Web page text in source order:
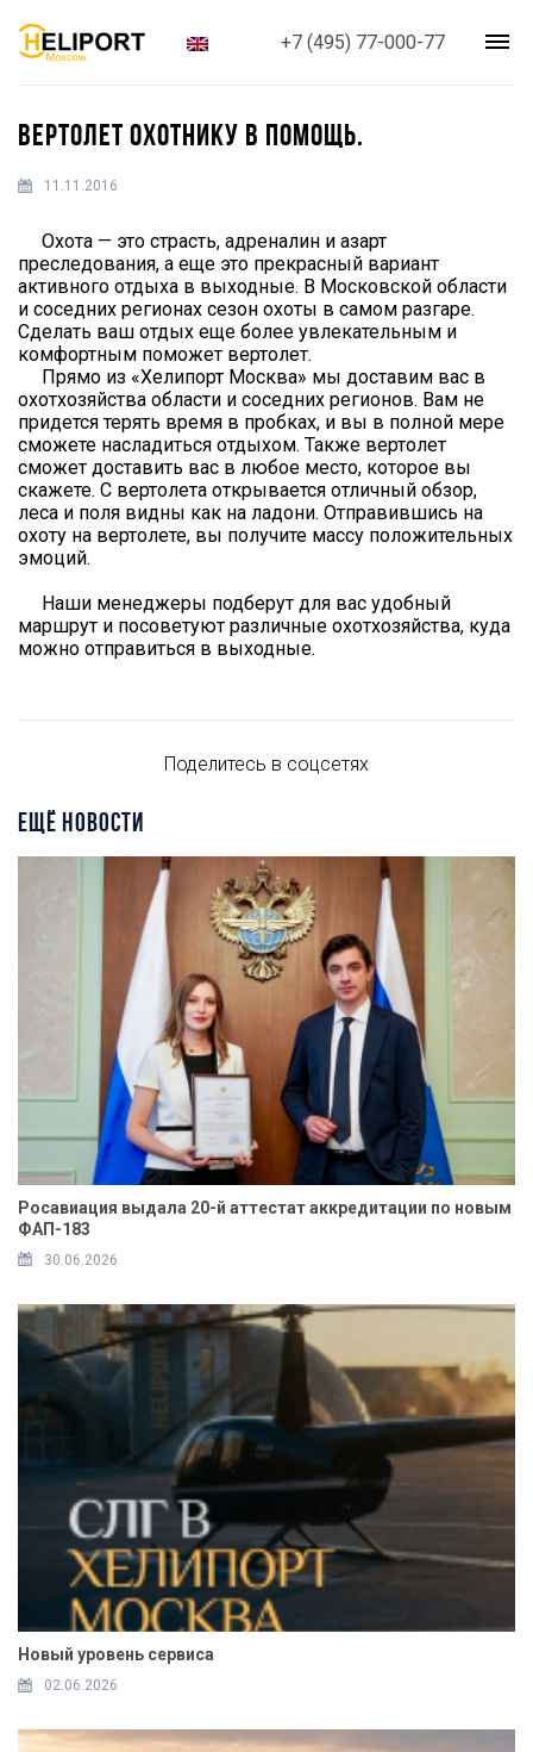
+7 (495) 77-000-77
ВЕРТОЛЕТ ОХОТНИКУ В ПОМОЩЬ.
11.11.2016
Охота — это страсть, адреналин и азарт
преследования, а еще это прекрасный вариант
активного отдыха в выходные. В Московской области
и соседних регионах сезон охоты в самом разгаре.
Сделать ваш отдых еще более увлекательным и
комфортным поможет вертолет.
Прямо из «Хелипорт Москва» мы доставим вас в
охотхозяйства области и соседних регионов. Вам не
придется терять время в пробках, и вы в полной мере
сможете насладиться отдыхом. Также вертолет
сможет доставить вас в любое место, которое вы
скажете. С вертолета открывается отличный обзор,
леса и поля видны как на ладони. Отправившись на
охоту на вертолете, вы получите массу положительных
эмоций.
Наши менеджеры подберут для вас удобный
маршрут и посоветуют различные охотхозяйства, куда
можно отправиться в выходные.
Поделитесь в соцсетях
ЕЩЁ НОВОСТИ
Росавиация выдала 20-й аттестат аккредитации по новым
ФАП-183
30.06.2026
Новый уровень сервиса
02.06.2026